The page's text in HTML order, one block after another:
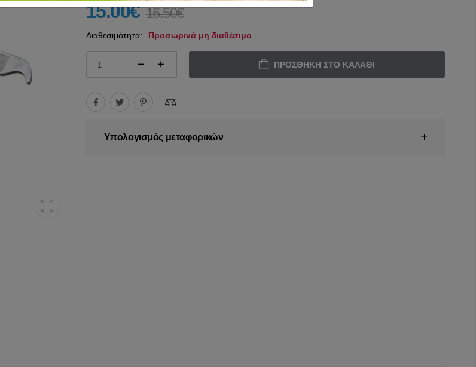
15.00€ 16.50€
Διαθεσιμότητα: Προσωρινά μη διαθέσιμο
ΠΡΟΣΘΉΚΗ ΣΤΟ ΚΑΛΆΘΙ
Υπολογισμός μεταφορικών